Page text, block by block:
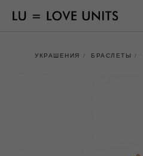
УКРАШЕНИЯ / БРАСЛЕТЫ /